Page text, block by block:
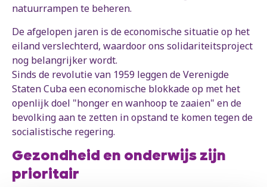
natuurrampen te beheren.
De afgelopen jaren is de economische situatie op het
eiland verslechterd, waardoor ons solidariteitsproject
nog belangrijker wordt.
Sinds de revolutie van 1959 leggen de Verenigde
Staten Cuba een economische blokkade op met het
openlijk doel "honger en wanhoop te zaaien" en de
bevolking aan te zetten in opstand te komen tegen de
socialistische regering.
Gezondheid en onderwijs zijn
prioritair